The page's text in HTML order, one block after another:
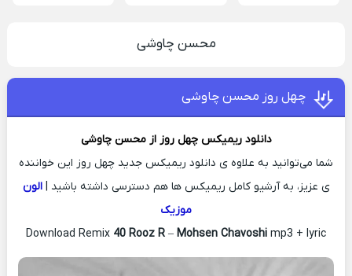
محسن چاوشی
چهل روز محسن چاوشی
دانلود ریمیکس چهل روز ازمحسن چاوشی
شما می‌توانید به علاوه ی دانلود ریمیکس جدید چهل روز این خواننده
ی عزیز، به آرشیو کامل ریمیکس ها هم دسترسی داشته باشید |الون
موزیک
Download Remix 40 Rooz R – Mohsen Chavoshi mp3 + lyric